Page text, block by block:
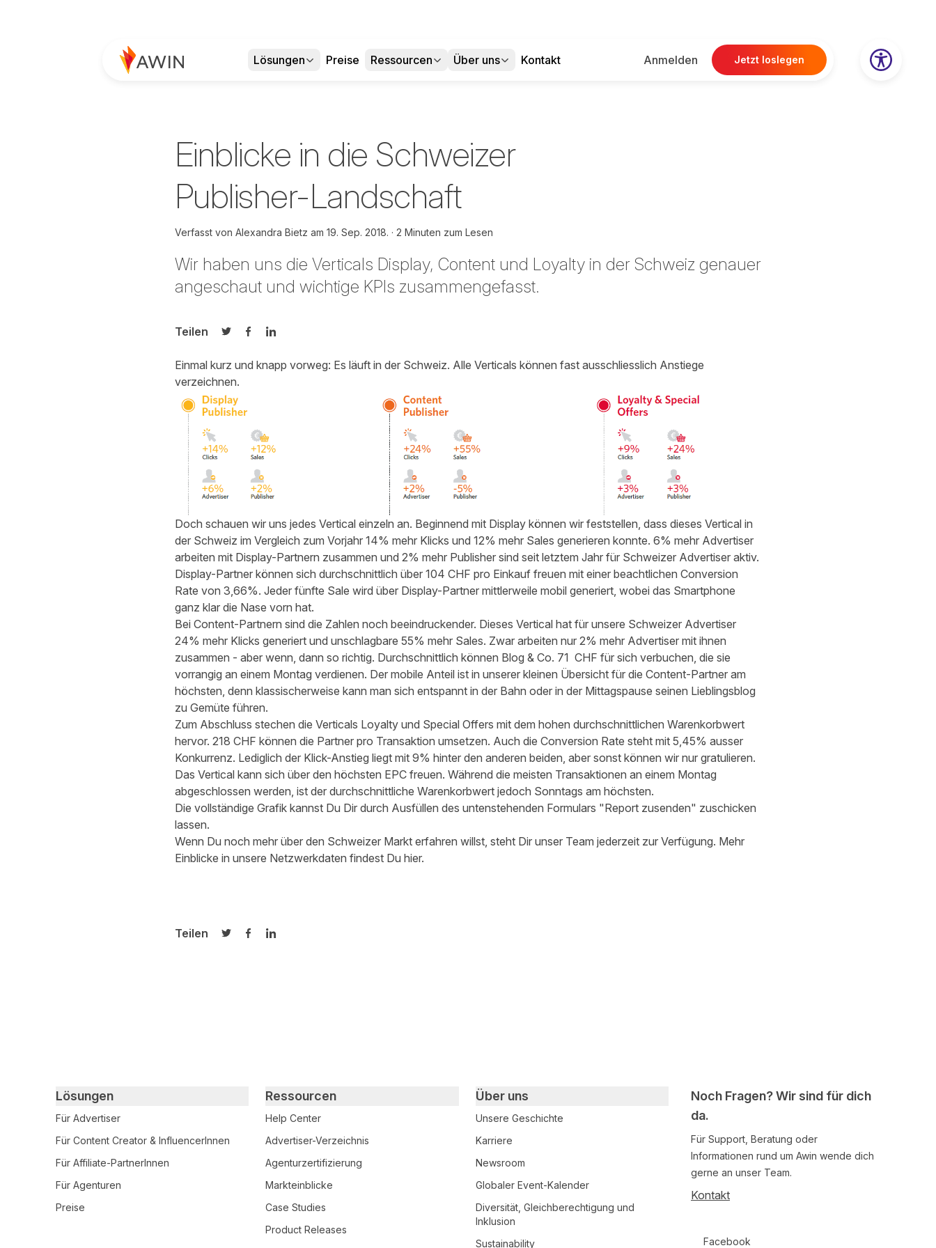
Lösungen Preise Ressourcen Über uns Kontakt Anmelden Jetzt loslegen
Einblicke in die Schweizer
Publisher-Landschaft
Verfasst von Alexandra Bietz am 19. Sep. 2018. 2 Minuten zum Lesen
Wir haben uns die Verticals Display, Content und Loyalty in der Schweiz genauer
angeschaut und wichtige KPIs zusammengefasst.
Teilen
Auf Twitter teilen
Auf Facebook teilen
Auf LinkedIn teilen
Einmal kurz und knapp vorweg: Es läuft in der Schweiz. Alle Verticals können fast ausschliesslich Anstiege
verzeichnen.
Doch schauen wir uns jedes Vertical einzeln an. Beginnend mit Display können wir feststellen, dass dieses Vertical in
der Schweiz im Vergleich zum Vorjahr 14% mehr Klicks und 12% mehr Sales generieren konnte. 6% mehr Advertiser
arbeiten mit Display-Partnern zusammen und 2% mehr Publisher sind seit letztem Jahr für Schweizer Advertiser aktiv.
Display-Partner können sich durchschnittlich über 104 CHF pro Einkauf freuen mit einer beachtlichen Conversion
Rate von 3,66%. Jeder fünfte Sale wird über Display-Partner mittlerweile mobil generiert, wobei das Smartphone
ganz klar die Nase vorn hat.
Bei Content-Partnern sind die Zahlen noch beeindruckender. Dieses Vertical hat für unsere Schweizer Advertiser
24% mehr Klicks generiert und unschlagbare 55% mehr Sales. Zwar arbeiten nur 2% mehr Advertiser mit ihnen
zusammen - aber wenn, dann so richtig. Durchschnittlich können Blog & Co. 71 CHF für sich verbuchen, die sie
vorrangig an einem Montag verdienen. Der mobile Anteil ist in unserer kleinen Übersicht für die Content-Partner am
höchsten, denn klassischerweise kann man sich entspannt in der Bahn oder in der Mittagspause seinen Lieblingsblog
zu Gemüte führen.
Zum Abschluss stechen die Verticals Loyalty und Special Offers mit dem hohen durchschnittlichen Warenkorbwert
hervor. 218 CHF können die Partner pro Transaktion umsetzen. Auch die Conversion Rate steht mit 5,45% ausser
Konkurrenz. Lediglich der Klick-Anstieg liegt mit 9% hinter den anderen beiden, aber sonst können wir nur gratulieren.
Das Vertical kann sich über den höchsten EPC freuen. Während die meisten Transaktionen an einem Montag
abgeschlossen werden, ist der durchschnittliche Warenkorbwert jedoch Sonntags am höchsten.
Die vollständige Grafik kannst Du Dir durch Ausfüllen des untenstehenden Formulars "Report zusenden" zuschicken
lassen.
Wenn Du noch mehr über den Schweizer Markt erfahren willst, steht Dir unser Team jederzeit zur Verfügung. Mehr
Einblicke in unsere Netzwerkdaten findest Du hier.
Teilen
Auf Twitter teilen
Auf Facebook teilen
Auf LinkedIn teilen
Noch Fragen? Wir sind für dich
da.
Für Support, Beratung oder
Informationen rund um Awin wende dich
gerne an unser Team.
Kontakt
Facebook
Primary footer navigation
Lösungen
Für Advertiser
Für Content Creator & InfluencerInnen
Für Affiliate-PartnerInnen
Für Agenturen
Preise
Ressourcen
Help Center
Advertiser-Verzeichnis
Agenturzertifizierung
Markteinblicke
Case Studies
Product Releases
Über uns
Unsere Geschichte
Karriere
Newsroom
Globaler Event-Kalender
Diversität, Gleichberechtigung und
Inklusion
Sustainability